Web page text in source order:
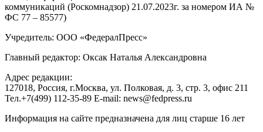
коммуникаций (Роскомнадзор) 21.07.2023г. за номером ИА №
ФС 77 – 85577)
Учредитель: ООО «ФедералПресс»
Главный редактор: Оксак Наталья Александровна
Адрес редакции:
127018, Россия, г.Москва, ул. Полковая, д. 3, стр. 3, офис 211
Тел.+7(499) 112-35-89 E-mail: news@fedpress.ru
Информация на сайте предназначена для лиц старше 16 лет